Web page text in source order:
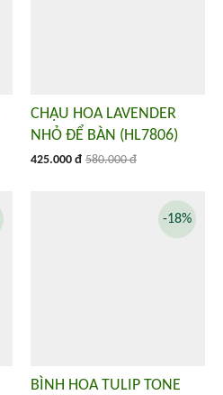
CHẬU HOA LAVENDER
NHỎ ĐỂ BÀN (HL7806)
425.000 đ 580.000 đ
BÌNH HOA TULIP TONE
-18%